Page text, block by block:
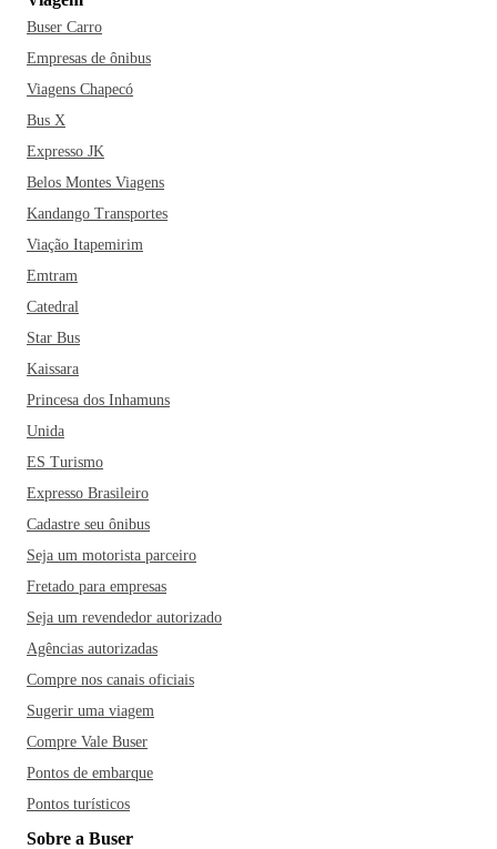
Buser Carro
Empresas de ônibus
Viagens Chapecó
Bus X
Expresso JK
Belos Montes Viagens
Kandango Transportes
Viação Itapemirim
Emtram
Catedral
Star Bus
Kaissara
Princesa dos Inhamuns
Unida
ES Turismo
Expresso Brasileiro
Cadastre seu ônibus
Seja um motorista parceiro
Fretado para empresas
Seja um revendedor autorizado
Agências autorizadas
Compre nos canais oficiais
Sugerir uma viagem
Compre Vale Buser
Pontos de embarque
Pontos turísticos
Sobre a Buser